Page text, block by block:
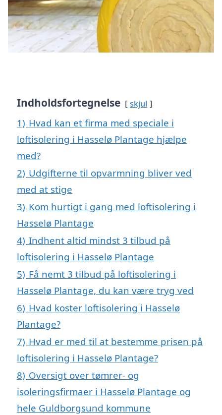
Indholdsfortegnelse skjul
1) Hvad kan et firma med speciale i
loftisolering i Hasselø Plantage hjælpe
med?
2) Udgifterne til opvarmning bliver ved
med at stige
3) Kom hurtigt i gang med loftisolering i
Hasselø Plantage
4) Indhent altid mindst 3 tilbud på
loftisolering i Hasselø Plantage
5) Få nemt 3 tilbud på loftisolering i
Hasselø Plantage, du kan være tryg ved
6) Hvad koster loftisolering i Hasselø
Plantage?
7) Hvad er med til at bestemme prisen på
loftisolering i Hasselø Plantage?
8) Oversigt over tømrer- og
isoleringsfirmaer i Hasselø Plantage og
hele Guldborgsund kommune